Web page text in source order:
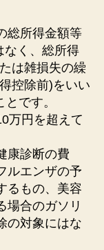
総所得金額等
なく、総所得
は雑損失の繰
控除前)をいい
です。
万円を超えて
康診断の費
ルエンザの予
るもの、美容
場合のガソリ
の対象にはな